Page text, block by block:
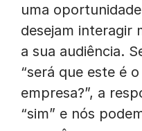
uma
desejam interagir
a sua audiência.
“será que este é
empresa?”, a
“sim” e nós